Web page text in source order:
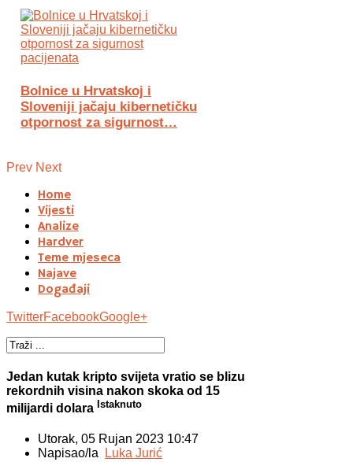
Bolnice u Hrvatskoj i
Sloveniji jačaju kibernetičku
otpornost za sigurnost…
Prev Next
Home
Vijesti
Analize
Hardver
Teme mjeseca
Najave
Događaji
TwitterFacebookGoogle+
Jedan kutak kripto svijeta vratio se blizu
rekordnih visina nakon skoka od 15
milijardi dolara Istaknuto
Utorak, 05 Rujan 2023 10:47
Napisao/la Luka Jurić